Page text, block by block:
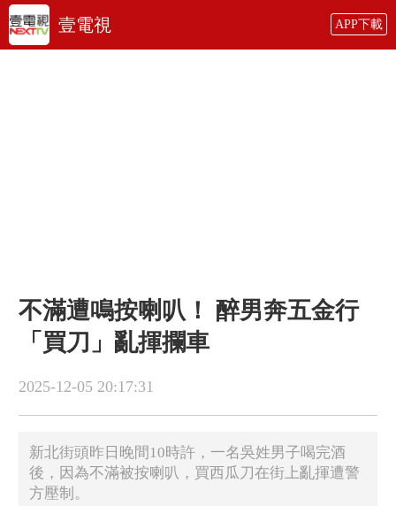
壹電視 APP下載
不滿遭鳴按喇叭！ 醉男奔五金行
「買刀」亂揮攔車
2025-12-05 20:17:31
新北街頭昨日晚間10時許，一名吳姓男子喝完酒
後，因為不滿被按喇叭，買西瓜刀在街上亂揮遭警
方壓制。